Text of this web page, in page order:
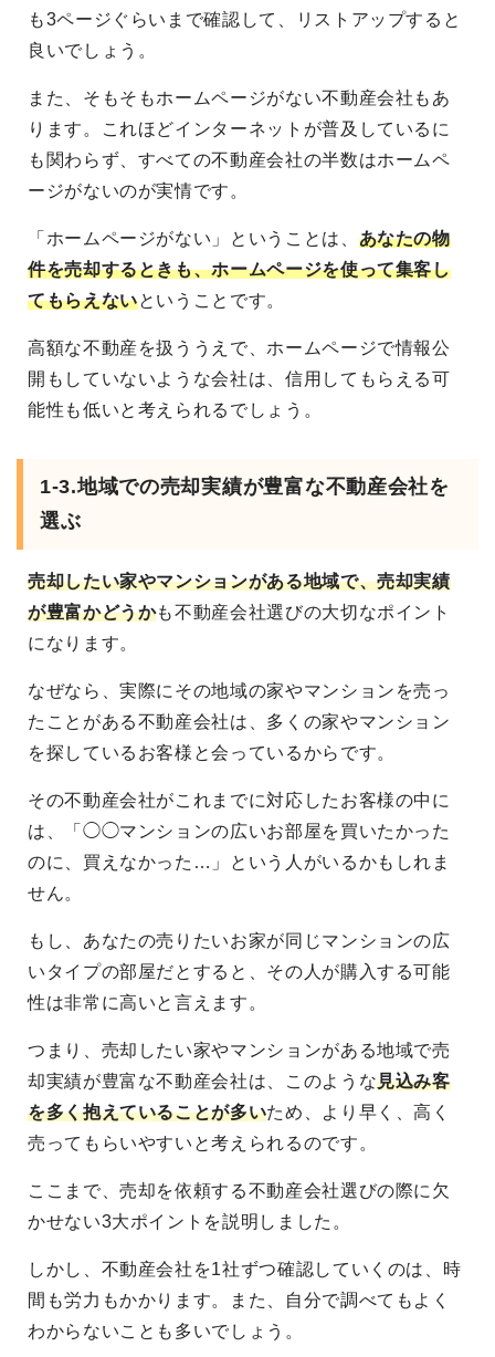
も3ページぐらいまで確認して、リストアップすると
良いでしょう。
また、そもそもホームページがない不動産会社もあ
ります。これほどインターネットが普及しているに
も関わらず、すべての不動産会社の半数はホームペ
ージがないのが実情です。
「ホームページがない」ということは、 あなたの物
件を売却するときも、ホームページを使って集客し
てもらえないということです。
高額な不動産を扱ううえで、ホームページで情報公
開もしていないような会社は、信用してもらえる可
能性も低いと考えられるでしょう。
1-3.地域での売却実績が豊富な不動産会社を
選ぶ
売却したい家やマンションがある地域で、売却実績
が豊富かどうかも不動産会社選びの大切なポイント
になります。
なぜなら、実際にその地域の家やマンションを売っ
たことがある不動産会社は、多くの家やマンション
を探しているお客様と会っているからです。
その不動産会社がこれまでに対応したお客様の中に
は、「◯◯マンションの広いお部屋を買いたかった
のに、買えなかった…」という人がいるかもしれま
せん。
もし、あなたの売りたいお家が同じマンションの広
いタイプの部屋だとすると、その人が購入する可能
性は非常に高いと言えます。
つまり、売却したい家やマンションがある地域で売
却実績が豊富な不動産会社は、このような見込み客
を多く抱えていることが多いため、より早く、高く
売ってもらいやすいと考えられるのです。
ここまで、売却を依頼する不動産会社選びの際に欠
かせない3大ポイントを説明しました。
しかし、不動産会社を1社ずつ確認していくのは、時
間も労力もかかります。また、自分で調べてもよく
わからないことも多いでしょう。